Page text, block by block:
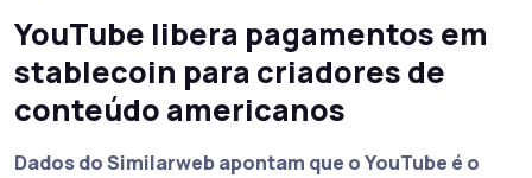
YouTube libera pagamentos em
stablecoin para criadores de
conteúdo americanos
Dados do Similarweb apontam que o YouTube é o